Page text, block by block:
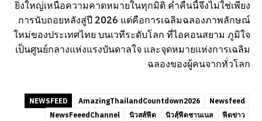
ยิ่งใหญ่เหนือความคาดหมายในทุกมิติ ค่ำคืนนี้จึงไม่ใช่เพียง
การนับถอยหลังสู่ปี 2026 แต่คือการเฉลิมฉลองภาพลักษณ์
ใหม่ของประเทศไทย บนเวทีระดับโลก ที่ไอคอนสยาม ภูมิใจ
เป็นศูนย์กลางแห่งแรงบันดาลใจ และจุดหมายแห่งการเฉลิม
ฉลองของผู้คนจากทั่วโลก
NEWSFEED AmazingThailandCountdown2026
Newsfeed
NewsFeeedChannel
นิวสส์ฟีด นิวสฺ์ฟีดชานเนล
ฟีดข่าว